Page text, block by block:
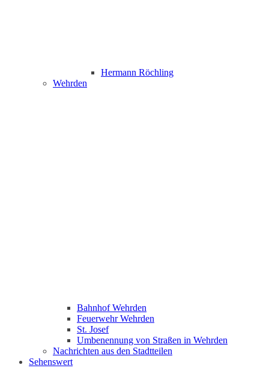
Hermann Röchling
Wehrden
Bahnhof Wehrden
Feuerwehr Wehrden
St. Josef
Umbenennung von Straßen in Wehrden
Nachrichten aus den Stadtteilen
Sehenswert